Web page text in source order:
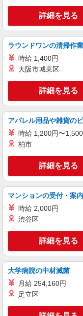
い・
+゜・
キープ
株式会社シエロ
【
+゜ 入
頂くと
い・
+゜
キープ
派遣社員 紹介予定派遣
株式会社シエロ
【
（規定あり） ゜+
+゜ 入
頂くと
い
キープ
正社員
ソフトバンク蒲田東急プ
ソフ
間あり
区
詳細を見る
ラウンドワンの清掃作
時給 1,400円
大阪市城東区
詳細を見る
アパレル用品や雑貨の
時給 1,200円〜
柏市
詳細を見る
マンションの受付・案
時給 2,000円
渋谷区
詳細を見る
大学病院の中材滅菌
月給 254,160円
足立区